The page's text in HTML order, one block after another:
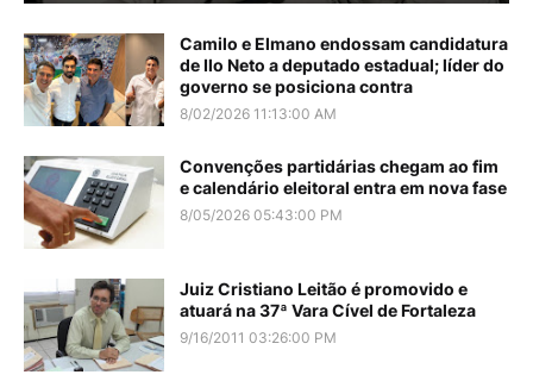
Camilo e Elmano endossam candidatura
de Ilo Neto a deputado estadual; líder do
governo se posiciona contra
8/02/2026 11:13:00 AM
Convenções partidárias chegam ao fim
e calendário eleitoral entra em nova fase
8/05/2026 05:43:00 PM
Juiz Cristiano Leitão é promovido e
atuará na 37ª Vara Cível de Fortaleza
9/16/2011 03:26:00 PM